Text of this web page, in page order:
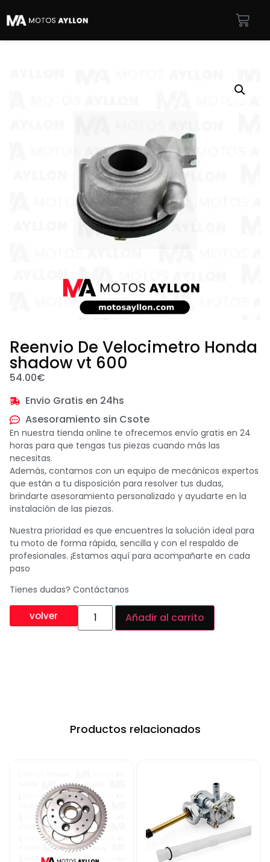
Reenvio De Velocimetro Honda
shadow vt 600
54.00€
Envio Gratis en 24hs
Asesoramiento sin Csote
En nuestra tienda online te ofrecemos envío gratis en 24
horas para que tengas tus piezas cuando más las
necesitas.
Además, contamos con un equipo de mecánicos expertos
que están a tu disposición para resolver tus dudas,
brindarte asesoramiento personalizado y ayudarte en la
instalación de las piezas.
Nuestra prioridad es que encuentres la solución ideal para
tu moto de forma rápida, sencilla y con el respaldo de
profesionales. ¡Estamos aquí para acompañarte en cada
paso
Tienes dudas? Contáctanos
volver Añadir al carrito
Productos relacionados